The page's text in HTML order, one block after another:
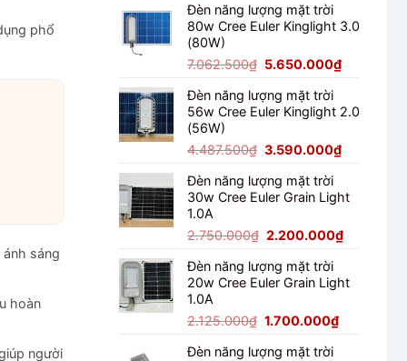
phổ
sáng
hoàn
người
Đèn năng lượng mặt trời
80w Cree Euler Kinglight 3.0
(80W)
7.062.500₫ Giá
là:
7.062.500₫.
5.650.000₫Giá
là:
Đèn năng lượng mặt trời
56w Cree Euler Kinglight 2.0
(56W)
4.487.500₫ Giá
là:
4.487.500₫.
3.590.000₫Giá
là:
Đèn năng lượng mặt trời
30w Cree Euler Grain Light
1.0A
2.750.000₫ Giá
là:
2.750.000₫.
2.200.000₫Giá
là:
Đèn năng lượng mặt trời
20w Cree Euler Grain Light
1.0A
2.125.000₫ Giá
là:
1.700.000₫Giá
Đèn năng lượng mặt trời